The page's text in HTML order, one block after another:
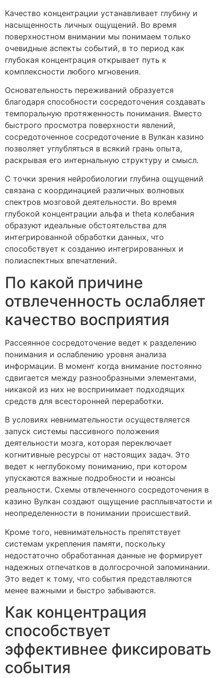
Качество концентрации устанавливает глубину и
насыщенность личных ощущений. Во время
поверхностном внимании мы понимаем только
очевидные аспекты событий, в то период как
глубокая концентрация открывает путь к
комплексности любого мгновения.
Основательность переживаний образуется
благодаря способности сосредоточения создавать
темпоральную протяженность понимания. Вместо
быстрого просмотра поверхности явлений,
сосредоточенное сосредоточение в Вулкан казино
позволяет углубляться в всякий грань опыта,
раскрывая его интернальную структуру и смысл.
С точки зрения нейробиологии глубина ощущений
связана с координацией различных волновых
спектров мозговой деятельности. Во время
глубокой концентрации альфа и theta колебания
образуют идеальные обстоятельства для
интегрированной обработки данных, что
способствует к созданию интегрированных и
полиаспектных впечатлений.
По какой причине
отвлеченность ослабляет
качество восприятия
Рассеянное сосредоточение ведет к разделению
понимания и ослаблению уровня анализа
информации. В момент когда внимание постоянно
сдвигается между разнообразными элементами,
никакой из них не воспринимает подходящих
средств для всесторонней переработки.
В условиях невнимательности осуществляется
запуск системы пассивного положения
деятельности мозга, которая переключает
когнитивные ресурсы от настоящих задач. Это
ведет к неглубокому пониманию, при котором
упускаются важные подробности и нюансы
реальности. Схемы отвлеченного сосредоточения в
казино Вулкан создают ощущение расплывчатости и
неопределенности в понимании происшествий.
Кроме того, невнимательность препятствует
системам укрепления памяти, поскольку
недостаточно обработанная данные не формирует
надежных отпечатков в долгосрочной запоминании.
Это ведет к тому, что события представляются
менее важными и быстро забываются.
Как концентрация
способствует
эффективнее фиксировать
события